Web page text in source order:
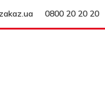
0800 20 20 20